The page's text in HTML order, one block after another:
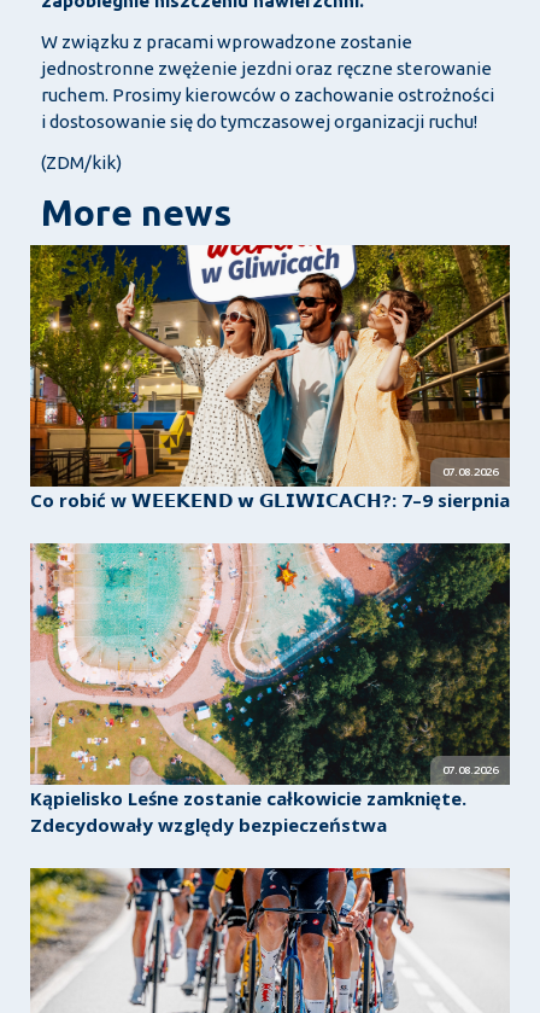
W związku z pracami wprowadzone zostanie
jednostronne zwężenie jezdni oraz ręczne sterowanie
ruchem. Prosimy kierowców o zachowanie ostrożności
i dostosowanie się do tymczasowej organizacji ruchu!
(ZDM/kik)
More news
07.08.2026
Co robić w 𝗪𝗘𝗘𝗞𝗘𝗡𝗗 𝘄 𝗚𝗟𝗜𝗪𝗜𝗖𝗔𝗖𝗛?: 7–9 sierpnia
07.08.2026
Kąpielisko Leśne zostanie całkowicie zamknięte.
Zdecydowały względy bezpieczeństwa